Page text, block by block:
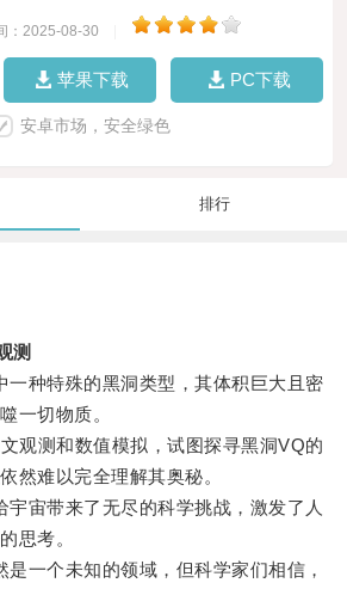
：2025-08-30
苹果下载 PC下载
安卓市场，安全绿色
排行
测
种特殊的黑洞类型，其体积巨大且密
一切物质。
测和数值模拟，试图探寻黑洞VQ的
然难以完全理解其奥秘。
宙带来了无尽的科学挑战，激发了人
思考。
一个未知的领域，但科学家们相信，